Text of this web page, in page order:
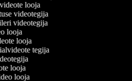
looja
videotegija
videotegija
looja
looja
tegija
looja
looja